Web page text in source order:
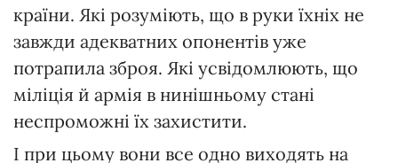
країни. Які розуміють, що в руки їхніх не
завжди адекватних опонентів уже
потрапила зброя. Які усвідомлюють, що
міліція й армія в нинішньому стані
неспроможні їх захистити.
І при цьому вони все одно виходять на